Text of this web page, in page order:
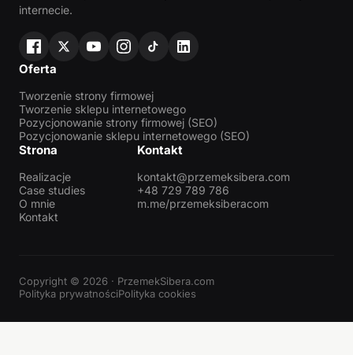
internecie.
Oferta
Tworzenie strony firmowej
Tworzenie sklepu internetowego
Pozycjonowanie strony firmowej (SEO)
Pozycjonowanie sklepu internetowego (SEO)
Strona
Realizacje
Case studies
O mnie
Kontakt
Kontakt
kontakt@przemeksibera.com
+48 729 789 786
m.me/przemeksiberacom
Copyright © 2026 · PrzemekSibera.com
Polityka prywatnościPolityka cookies